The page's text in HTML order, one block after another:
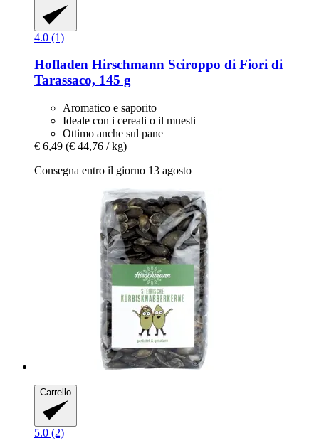
4.0 (1)
Hofladen Hirschmann Sciroppo di Fiori di
Tarassaco, 145 g
Aromatico e saporito
Ideale con i cereali o il muesli
Ottimo anche sul pane
€ 6,49 (€ 44,76 / kg)
Consegna entro il giorno 13 agosto
Carrello
5.0 (2)